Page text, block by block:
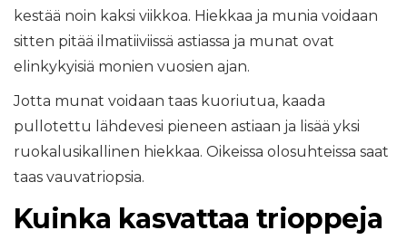
kestää noin kaksi viikkoa. Hiekkaa ja munia voidaan
sitten pitää ilmatiiviissä astiassa ja munat ovat
elinkykyisiä monien vuosien ajan.
Jotta munat voidaan taas kuoriutua, kaada
pullotettu lähdevesi pieneen astiaan ja lisää yksi
ruokalusikallinen hiekkaa. Oikeissa olosuhteissa saat
taas vauvatriopsia.
Kuinka kasvattaa trioppeja